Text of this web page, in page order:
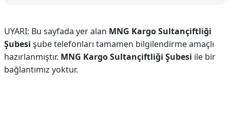
UYARI: Bu sayfada yer alan MNG Kargo Sultançiftliği
Şubesi şube telefonları tamamen bilgilendirme amaçlı
hazırlanmıştır. MNG Kargo Sultançiftliği Şubesi ile bir
bağlantımız yoktur.